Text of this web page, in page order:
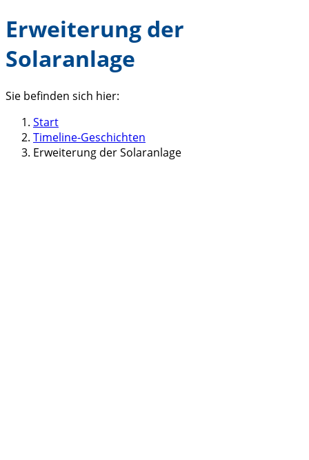
Erweiterung der
Solaranlage
Sie befinden sich hier:
Start
Timeline-Geschichten
Erweiterung der Solaranlage